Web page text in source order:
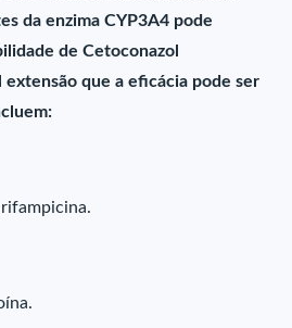
da enzima CYP3A4 pode
de Cetoconazol
extensão que a eficácia pode ser